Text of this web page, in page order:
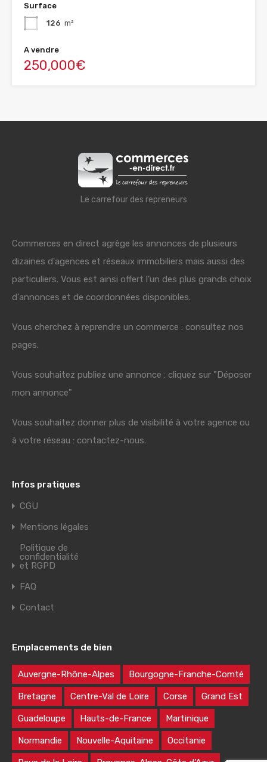
Surface
126 m²
A vendre
250,000€
Le carrefour des repreneurs
Commerces en direct agrège les annonces de plusieurs
dizaines d'agences et réseaux immobiliers mais aussi des
particuliers. Vous est ainsi offert l'un des plus grands choix
d'annonces et de coordonnées disponibles.
Vous cherchez à reprendre un commerce : consultez nos
pages.
Vous souhaitez publiez une annonce : cliquez sur "Déposer
mon annonce"
Vous souhaitez donner plus de visibilité à votre agence ou
à votre réseau : contactez-nous.
Infos pratiques
CGU
Mentions légales
Politique de
confidentialité
et RGPD
FAQ
Contact
Emplacements de bien
Auvergne-Rhône-Alpes Bourgogne-Franche-Comté
Bretagne Centre-Val de Loire Corse Grand Est
Guadeloupe Hauts-de-France Martinique
Normandie Nouvelle-Aquitaine Occitanie